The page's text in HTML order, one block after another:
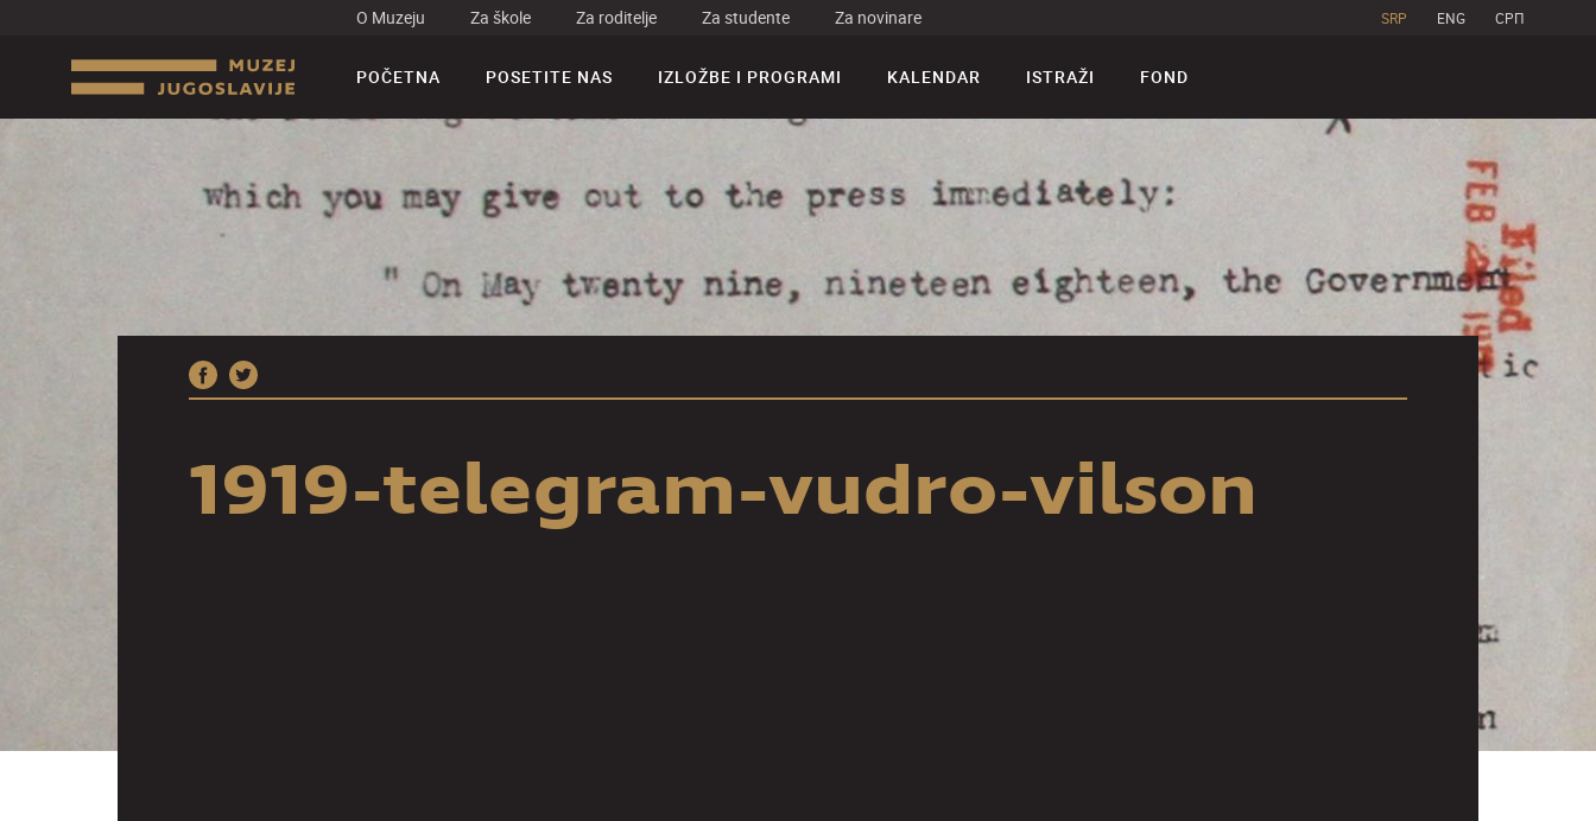
O Muzeju Za škole Za roditelje Za studente Za novinare SRP ENG CPП
POČETNA POSETITE NAS IZLOŽBE I PROGRAMI KALENDAR ISTRAŽI FOND
1919-telegram-vudro-vilson